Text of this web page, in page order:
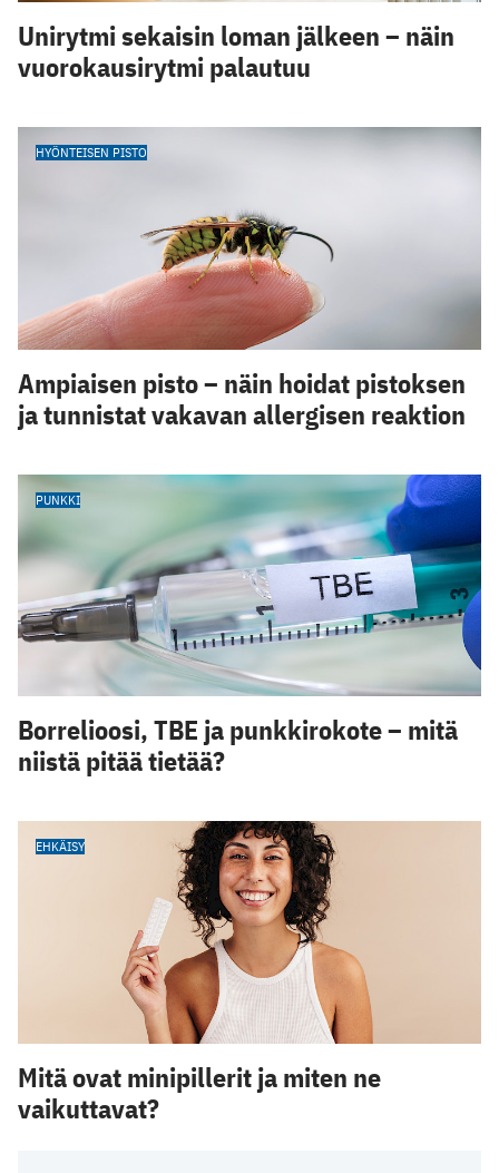
Unirytmi sekaisin loman jälkeen – näin
vuorokausirytmi palautuu
HYÖNTEISEN PISTO
Ampiaisen pisto – näin hoidat pistoksen
ja tunnistat vakavan allergisen reaktion
PUNKKI
Borrelioosi, TBE ja punkkirokote – mitä
niistä pitää tietää?
EHKÄISY
Mitä ovat minipillerit ja miten ne
vaikuttavat?